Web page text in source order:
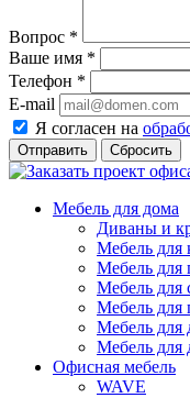
Вопрос *
Ваше имя *
Телефон *
E-mail
Я согласен на
Сбросить
Мебель для дома
Диваны и
Мебель для
Мебель для
Мебель для
Мебель для
Мебель для
Мебель для
Офисная мебель
WAVE